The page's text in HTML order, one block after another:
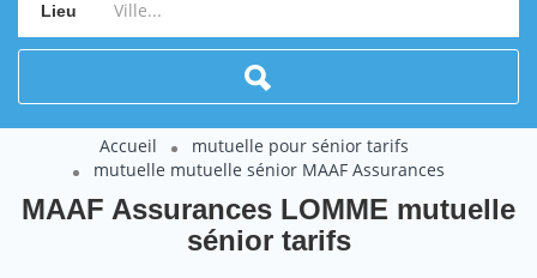
Lieu
Accueil
mutuelle pour sénior tarifs
mutuelle mutuelle sénior MAAF Assurances
MAAF Assurances LOMME mutuelle
sénior tarifs